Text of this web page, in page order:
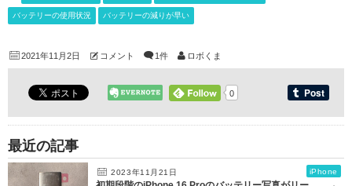
バッテリーの使用状況 バッテリーの減りが早い
2021年11月2日 コメント 1件 ロボくま
0
最近の記事
2023年11月21日 iPhone